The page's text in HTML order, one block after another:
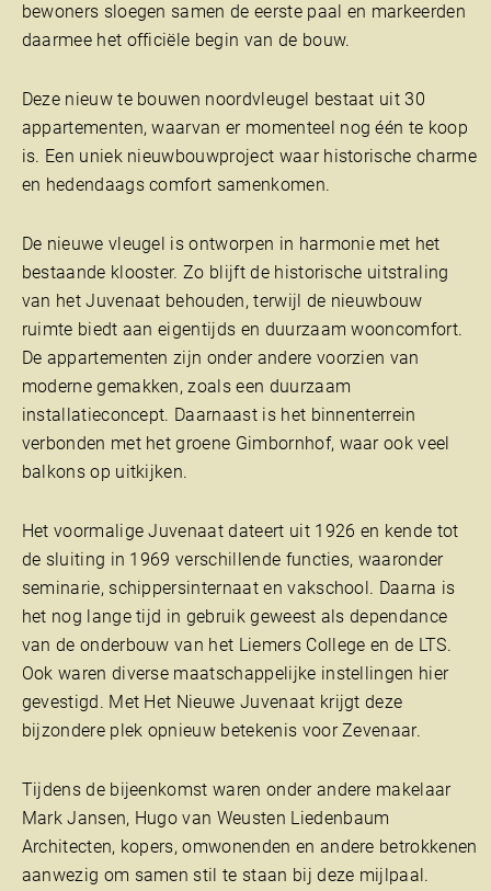
bewoners sloegen samen de eerste paal en markeerden
daarmee het officiële begin van de bouw.
Deze nieuw te bouwen noordvleugel bestaat uit 30
appartementen, waarvan er momenteel nog één te koop
is. Een uniek nieuwbouwproject waar historische charme
en hedendaags comfort samenkomen.
De nieuwe vleugel is ontworpen in harmonie met het
bestaande klooster. Zo blijft de historische uitstraling
van het Juvenaat behouden, terwijl de nieuwbouw
ruimte biedt aan eigentijds en duurzaam wooncomfort.
De appartementen zijn onder andere voorzien van
moderne gemakken, zoals een duurzaam
installatieconcept. Daarnaast is het binnenterrein
verbonden met het groene Gimbornhof, waar ook veel
balkons op uitkijken.
Het voormalige Juvenaat dateert uit 1926 en kende tot
de sluiting in 1969 verschillende functies, waaronder
seminarie, schippersinternaat en vakschool. Daarna is
het nog lange tijd in gebruik geweest als dependance
van de onderbouw van het Liemers College en de LTS.
Ook waren diverse maatschappelijke instellingen hier
gevestigd. Met Het Nieuwe Juvenaat krijgt deze
bijzondere plek opnieuw betekenis voor Zevenaar.
Tijdens de bijeenkomst waren onder andere makelaar
Mark Jansen, Hugo van Weusten Liedenbaum
Architecten, kopers, omwonenden en andere betrokkenen
aanwezig om samen stil te staan bij deze mijlpaal.